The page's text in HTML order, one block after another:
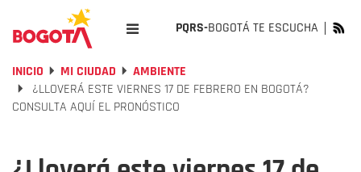
PQRS-BOGOTÁ TE ESCUCHA
INICIO MI CIUDAD
AMBIENTE
¿LLOVERÁ ESTE VIERNES 17 DE FEBRERO EN BOGOTÁ?
CONSULTA AQUÍ EL PRONÓSTICO